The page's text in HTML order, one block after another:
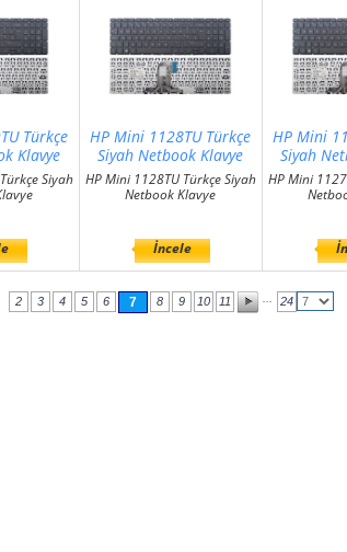
Türkçe
Klavye
Siyah
HP Mini 1128TU Türkçe
Siyah Netbook Klavye
HP Mini 1128TU Türkçe Siyah
Netbook Klavye
İncele
HP Mini
Siyah
HP Mini
2 3 4 5 6 7 8 9 10 11 24